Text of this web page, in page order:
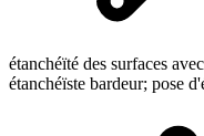
étanchéïté des surfaces
étanchéïste bardeur; pose